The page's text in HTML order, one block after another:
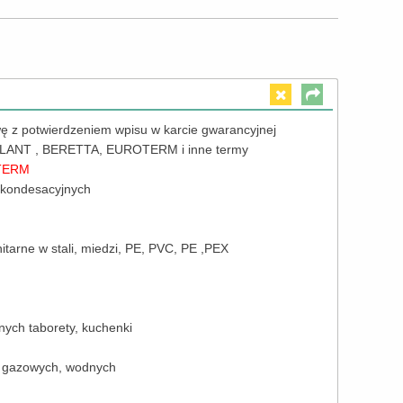
z potwierdzeniem wpisu w karcie gwarancyjnej
, BERETTA, EUROTERM i inne termy
w stali, miedzi, PE, PVC, PE ,PEX
taborety, kuchenki
wodnych